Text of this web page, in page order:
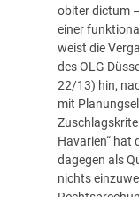
obiter dictum
einer
weist die
des OLG
22/13) hin,
mit
Havarien“ hat
dagegen als
nichts